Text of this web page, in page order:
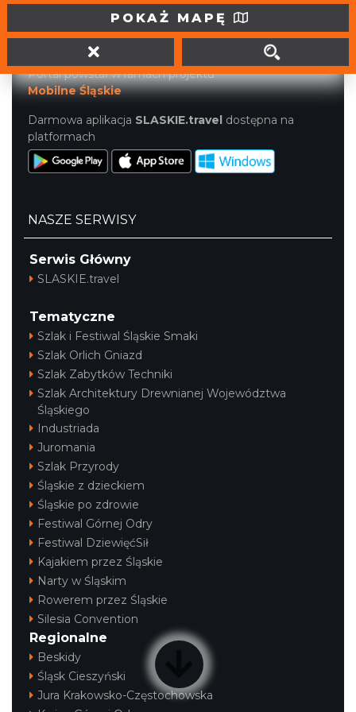
POKAŻ MAPĘ
tel. (32) 207 207 1
Portal powstał w ramach projektu
Mobilne Śląskie
Darmowa aplikacja SLASKIE.travel dostępna na
platformach
NASZE SERWISY
Serwis Główny
SLASKIE.travel
Tematyczne
Szlak i Festiwal Śląskie Smaki
Szlak Orlich Gniazd
Szlak Zabytków Techniki
Szlak Architektury Drewnianej Województwa
Śląskiego
Industriada
Juromania
Szlak Przyrody
Śląskie z dzieckiem
Śląskie po zdrowie
Festiwal Górnej Odry
Festiwal DziewięćSił
Kajakiem przez Śląskie
Narty w Śląskim
Rowerem przez Śląskie
Silesia Convention
Regionalne
Beskidy
Śląsk Cieszyński
Jura Krakowsko-Częstochowska